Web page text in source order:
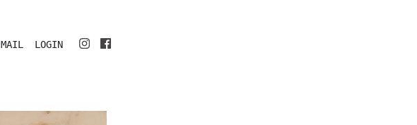
MAIL LOGIN